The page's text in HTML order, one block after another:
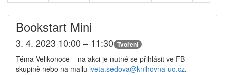
Bookstart Mini
3. 4. 2023 10:00 – 11:30 Tvoření
Téma Velikonoce – na akci je nutné se přihlásit ve FB
skupině nebo na mailu iveta.sedova@knihovna-uo.cz.